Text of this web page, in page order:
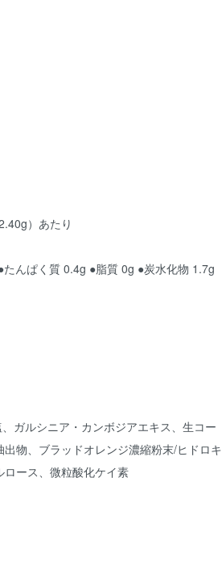
）あたり
んぱく質 0.4g ●脂質 0g ●炭水化物 1.7g
ガルシニア・カンボジアエキス、生コー
出物、ブラッドオレンジ濃縮粉末/ヒドロキ
ロース、微粒酸化ケイ素